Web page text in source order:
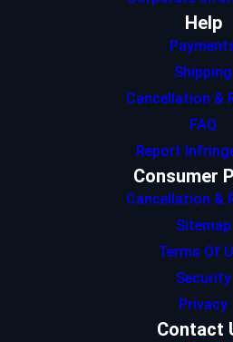
Help
Shipping
Cancellation &
FAQ
Report
Consumer
Cancellation &
Sitemap
Terms Of
Security
Privacy
Contact